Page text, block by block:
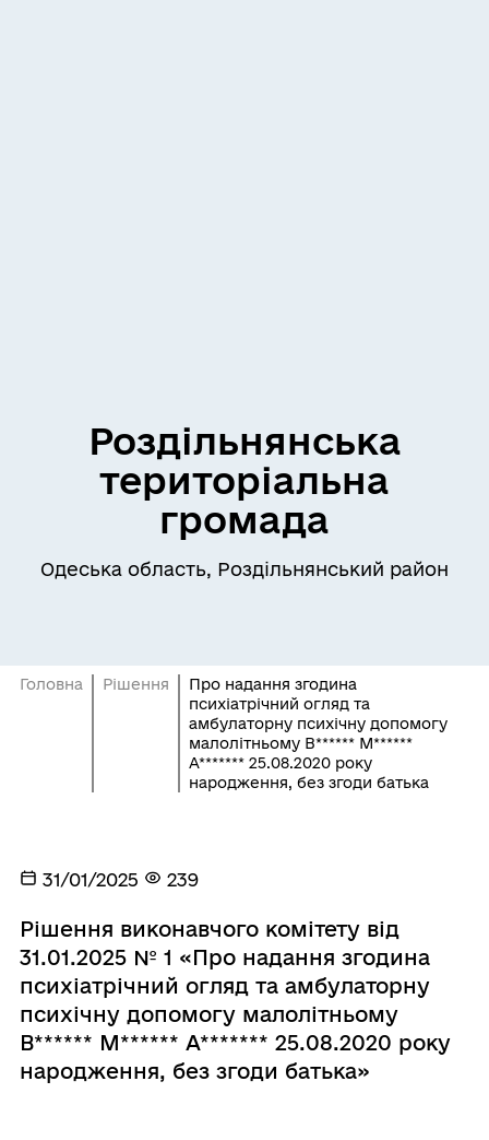
Роздільнянська
територіальна
громада
Одеська область, Роздільнянський район
Головна Рішення
Про надання згодина
психіатрічний огляд та
амбулаторну психічну допомогу
малолітньому В****** М******
А******* 25.08.2020 року
народження, без згоди батька
31/01/2025 239
Рішення виконавчого комітету від
31.01.2025 № 1 «Про надання згодина
психіатрічний огляд та амбулаторну
психічну допомогу малолітньому
В****** М****** А******* 25.08.2020 року
народження, без згоди батька»